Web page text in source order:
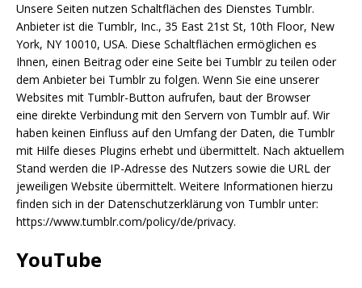
Unsere Seiten nutzen Schaltflächen des Dienstes Tumblr.
Anbieter ist die Tumblr, Inc., 35 East 21st St, 10th Floor, New
York, NY 10010, USA. Diese Schaltflächen ermöglichen es
Ihnen, einen Beitrag oder eine Seite bei Tumblr zu teilen oder
dem Anbieter bei Tumblr zu folgen. Wenn Sie eine unserer
Websites mit Tumblr-Button aufrufen, baut der Browser
eine direkte Verbindung mit den Servern von Tumblr auf. Wir
haben keinen Einfluss auf den Umfang der Daten, die Tumblr
mit Hilfe dieses Plugins erhebt und übermittelt. Nach aktuellem
Stand werden die IP-Adresse des Nutzers sowie die URL der
jeweiligen Website übermittelt. Weitere Informationen hierzu
finden sich in der Datenschutzerklärung von Tumblr unter:
https://www.tumblr.com/policy/de/privacy.
YouTube